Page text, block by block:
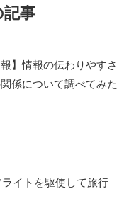
事
報】情報の伝わりやすさ
係について調べてみた
イトを駆使して旅行